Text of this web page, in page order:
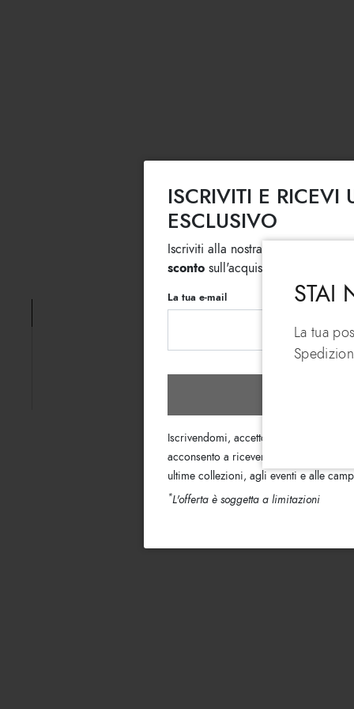
ISCRIVITI E RICEVI
ESCLUSIVO
Iscriviti alla nostra newsletter,
sconto sull'acquisto di più articoli
La tua e-mail
Iscrivendomi, accetto i termini
acconsento a ricevere le email di
ultime collezioni, agli eventi e alle
*L'offerta è soggetta a limitazioni
STAI
La tua